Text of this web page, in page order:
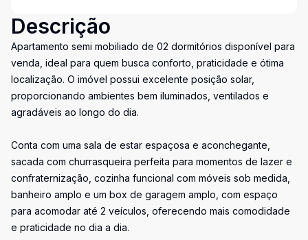
Descrição
Apartamento semi mobiliado de 02 dormitórios disponível para
venda, ideal para quem busca conforto, praticidade e ótima
localização. O imóvel possui excelente posição solar,
proporcionando ambientes bem iluminados, ventilados e
agradáveis ao longo do dia.
Conta com uma sala de estar espaçosa e aconchegante,
sacada com churrasqueira perfeita para momentos de lazer e
confraternização, cozinha funcional com móveis sob medida,
banheiro amplo e um box de garagem amplo, com espaço
para acomodar até 2 veículos, oferecendo mais comodidade
e praticidade no dia a dia.